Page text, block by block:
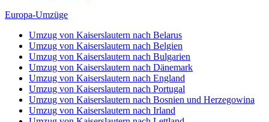
Europa-Umzüge
Umzug von Kaiserslautern nach Belarus
Umzug von Kaiserslautern nach Belgien
Umzug von Kaiserslautern nach Bulgarien
Umzug von Kaiserslautern nach Dänemark
Umzug von Kaiserslautern nach England
Umzug von Kaiserslautern nach Portugal
Umzug von Kaiserslautern nach Bosnien und Herzegowina
Umzug von Kaiserslautern nach Irland